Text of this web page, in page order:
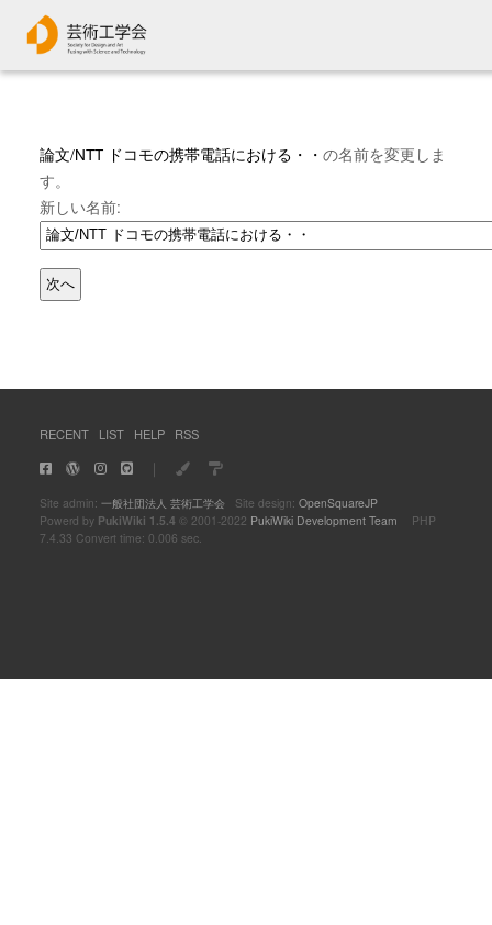
論文/NTT ドコモの携帯電話における・・ の名前を変更しま
す。
新しい名前:
RECENT LIST HELP RSS
｜
Site admin: 一般社団法人 芸術工学会Site design: OpenSquareJP
Powerd by PukiWiki 1.5.4 © 2001-2022 PukiWiki Development Team PHP
7.4.33 Convert time: 0.006 sec.